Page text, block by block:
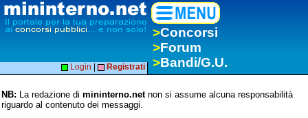
>Concorsi
>Forum
>Bandi/G.U.
Login Registrati
NB: La redazione di mininterno.netnon si assume alcuna responsabilità
riguardo al contenuto dei messaggi.